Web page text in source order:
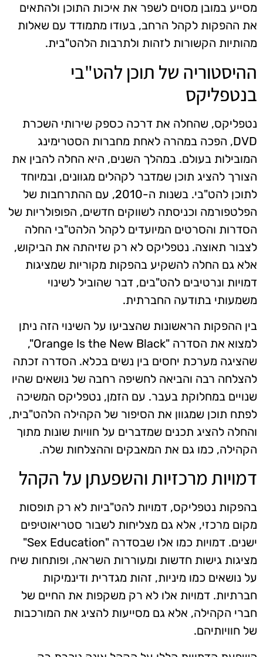
מסייע במובן מסוים לשפר את איכות התוכן ולהתאים
את ההפקות לקהל הרחב, בעודו מתמודד עם שאלות
מהותיות הקשורות לזהות ולתרבות הלהט"בית.
ההיסטוריה של תוכן להט"בי
בנטפליקס
נטפליקס, שהחלה את דרכה כספק שירותי השכרת
DVD, הפכה במהרה לאחת מחברות הסטרימינג
המובילות בעולם. במהלך השנים, היא החלה להבין את
הצורך להציג תוכן שמדבר לקהלים מגוונים, ובמיוחד
לתוכן להט"בי. בשנות ה-2010, עם ההתרחבות של
הפלטפורמה וכניסתה לשווקים חדשים, הפופולריות של
הסדרות והסרטים המיועדים לקהל הלהט"בי החלה
לצבור תאוצה. נטפליקס לא רק שזיהתה את הביקוש,
אלא גם החלה להשקיע בהפקות מקוריות שמציגות
דמויות ונרטיבים להט"בים, דבר שהוביל לשינוי
משמעותי בתודעה החברתית.
בין ההפקות הראשונות שהצביעו על השינוי הזה ניתן
למצוא את הסדרה "Orange Is the New Black",
שהציגה מערכת יחסים בין נשים בכלא. הסדרה זכתה
להצלחה רבה והביאה לחשיפה רחבה של נושאים שהיו
שנויים במחלוקת בעבר. עם הזמן, נטפליקס המשיכה
לפתח תוכן שמגוון את הסיפור של הקהילה הלהט"בית,
והחלה להציג תכנים שמדברים על חוויות שונות מתוך
הקהילה, כמו גם את המאבקים וההצלחות שלה.
דמויות מרכזיות והשפעתן על הקהל
בהפקות נטפליקס, דמויות להט"ביות לא רק תופסות
מקום מרכזי, אלא גם מצליחות לשבור סטריאוטיפים
ישנים. דמויות כמו אלו שבסדרה "Sex Education"
מציגות גישות חדשות ומעוררות השראה, ופותחות שיח
על נושאים כמו מיניות, זהות מגדרית ודינמיקות
חברתיות. דמויות אלו לא רק משקפות את החיים של
חברי הקהילה, אלא גם מסייעות להציג את המורכבות
של חוויותיהם.